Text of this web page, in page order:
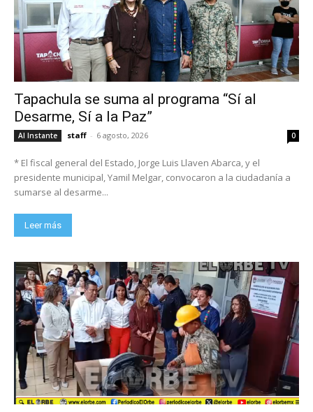
Tapachula se suma al programa “Sí al
Desarme, Sí a la Paz”
Al Instante staff - 6 agosto, 2026 0
* El fiscal general del Estado, Jorge Luis Llaven Abarca, y el
presidente municipal, Yamil Melgar, convocaron a la ciudadanía a
sumarse al desarme...
Leer más